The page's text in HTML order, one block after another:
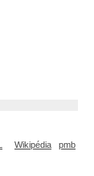
Wikipédia pmb